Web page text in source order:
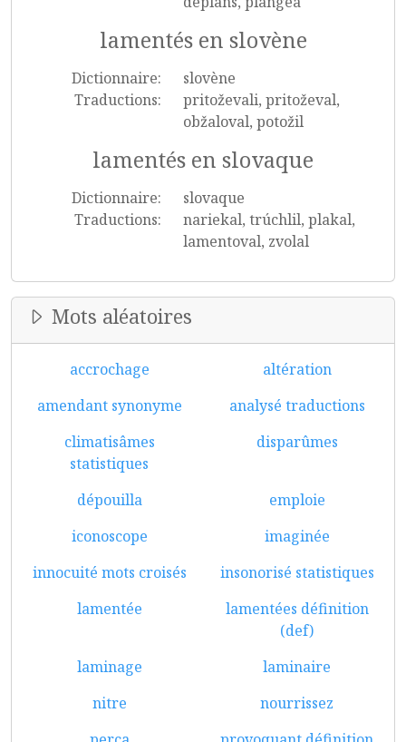
lamentés en slovène
Dictionnaire:
slovène
Traductions:
pritoževali, pritoževal,
obžaloval, potožil
lamentés en slovaque
Dictionnaire:
slovaque
Traductions:
nariekal, trúchlil, plakal,
lamentoval, zvolal
Mots aléatoires
accrochage
altération
amendant synonyme
analysé traductions
climatisâmes
statistiques
disparûmes
dépouilla
emploie
iconoscope
imaginée
innocuité mots croisés
insonorisé statistiques
lamentée
lamentées définition
(def)
laminage
laminaire
nitre
nourrissez